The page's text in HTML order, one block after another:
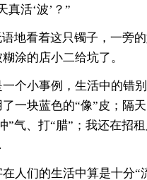
活‘波’？”
地看着这只镯子，一旁
涂的店小二给坑了。
个小事例，生活中的错
一块蓝色的“像”皮；隔
”气、打“腊”；我还在招
人们的生活中算是十分“